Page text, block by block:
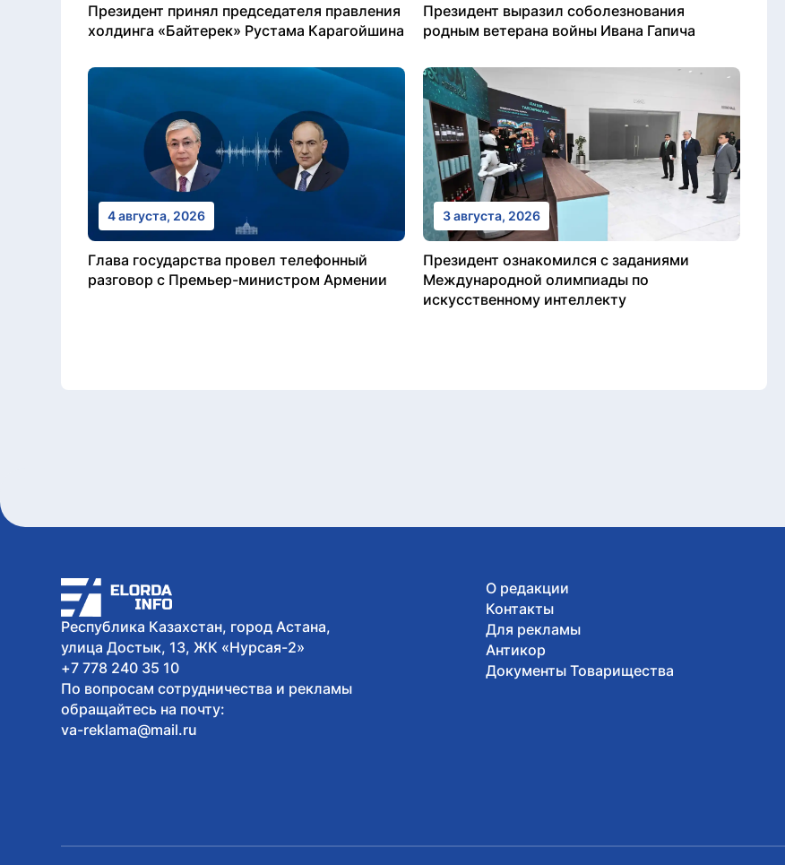
Президент принял председателя правления
холдинга «Байтерек» Рустама Карагойшина
Президент выразил соболезнования
родным ветерана войны Ивана Гапича
4 августа, 2026
Глава государства провел телефонный
разговор с Премьер-министром Армении
3 августа, 2026
Президент ознакомился с заданиями
Международной олимпиады по
искусственному интеллекту
Республика Казахстан, город Астана,
улица Достык, 13, ЖК «Нурсая-2»
+7 778 240 35 10
По вопросам сотрудничества и рекламы
обращайтесь на почту:
va-reklama@mail.ru
О редакции
Контакты
Для рекламы
Антикор
Документы Товарищества